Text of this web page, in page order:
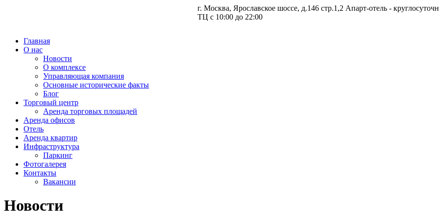
г. Москва, Ярославское шоссе, д.146 стр.1,2 Апарт-отель -
ТЦ с 10:00 до 22:00
Главная
О нас
Новости
О комплексе
Управляющая компания
Основные исторические факты
Блог
Торговый центр
Аренда торговых площадей
Аренда офисов
Отель
Аренда квартир
Инфраструктура
Паркинг
Фотогалерея
Контакты
Вакансии
Новости